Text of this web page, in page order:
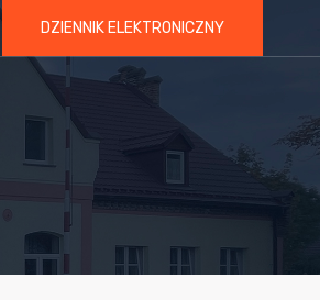
DZIENNIK ELEKTRONICZNY